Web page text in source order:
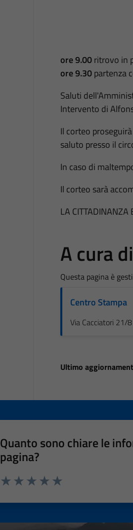
ore 9.00ritrovo in
ore 9.30partenza
Saluti
Intervento di
Il corteo
saluto presso il
In caso di
Il corteo sarà
LA CITTADINANZA
A cura di
Questa pagina è
Centro Stampa
Via Cacciatori 21/8
Ultimo
Quanto sono chiare le
pagina?